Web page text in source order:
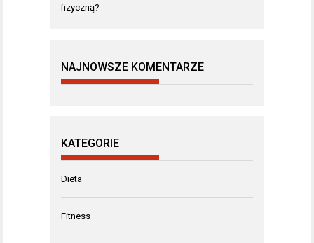
fizyczną?
NAJNOWSZE KOMENTARZE
KATEGORIE
Dieta
Fitness